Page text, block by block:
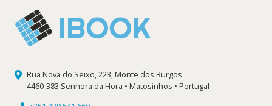
Rua Nova do Seixo, 223, Monte dos Burgos
4460-383 Senhora da Hora • Matosinhos • Portugal